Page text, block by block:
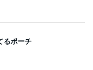
るポーチ